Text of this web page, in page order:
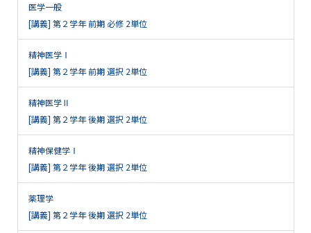
医学一般
[講義] 第２学年 前期 必修 2単位
精神医学Ⅰ
[講義] 第２学年 前期 選択 2単位
精神医学Ⅱ
[講義] 第２学年 後期 選択 2単位
精神保健学Ⅰ
[講義] 第２学年 後期 選択 2単位
薬理学
[講義] 第２学年 後期 選択 2単位